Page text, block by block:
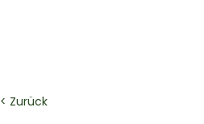
< Zurück